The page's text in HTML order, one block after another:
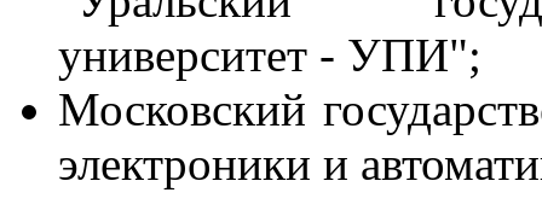
университет - УПИ";
Московский
электроники и